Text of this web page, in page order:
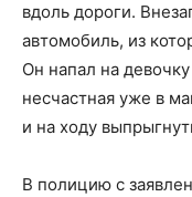
вдоль дороги.
автомобиль, из
Он напал на
несчастная уже в
и на ходу
В полицию с